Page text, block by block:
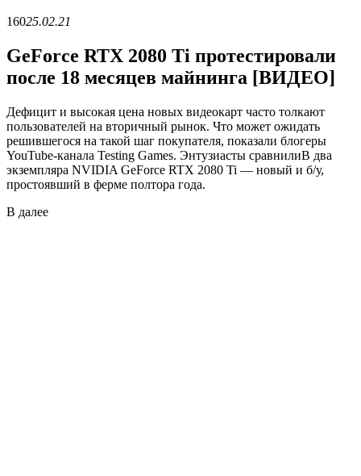
16025.02.21
GeForce RTX 2080 Ti протестировали
после 18 месяцев майнинга [ВИДЕО]
Дефицит и высокая цена новых видеокарт часто толкают
пользователей на вторичный рынок. Что может ожидать
решившегося на такой шаг покупателя, показали блогеры
YouTube-канала Testing Games. Энтузиасты сравнилиВ два
экземпляра NVIDIA GeForce RTX 2080 Ti — новый и б/у,
простоявший в ферме полтора года.
В далее